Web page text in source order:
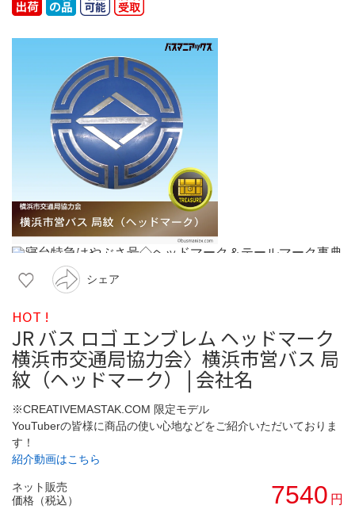
シェア
HOT !
JR バス ロゴ エンブレム ヘッドマーク
横浜市交通局協力会〉横浜市営バス 局
紋（ヘッドマーク） | 会社名
※CREATIVEMASTAK.COM 限定モデル
YouTuberの皆様に商品の使い心地などをご紹介いただいておりま
す！
紹介動画はこちら
ネット販売
価格（税込）
7540 円